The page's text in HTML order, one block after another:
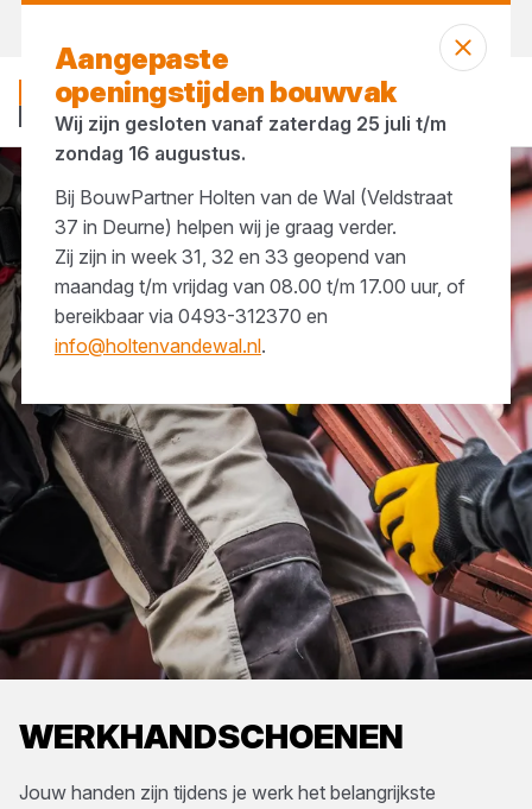
WERKHANDSCHOENEN
Jouw handen zijn tijdens je werk het belangrijkste
PBM & werkkleding Werkhandschoenen
Aangepaste
openingstijden bouwvak
Wij zijn gesloten vanaf zaterdag 25 juli t/m
zondag 16 augustus.
Bij BouwPartner Holten van de Wal (Veldstraat
37 in Deurne) helpen wij je graag verder.
Zij zijn in week 31, 32 en 33 geopend van
maandag t/m vrijdag van 08.00 t/m 17.00 uur, of
bereikbaar via 0493-312370 en
info@holtenvandewal.nl.